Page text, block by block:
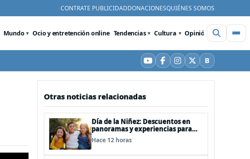
CONTRATE PUBLICIDADDONACIONESQUIÉNES SOMOS
Mundo Ocio y entretención online Tendencias Cultura Opinión Videos
YouTube
Facebook
Instagram
X BBluesky
Otras noticias relacionadas
Día de la Niñez: Descuentos en
panoramas y experiencias para
celebrar en familia
Hace 12 horas